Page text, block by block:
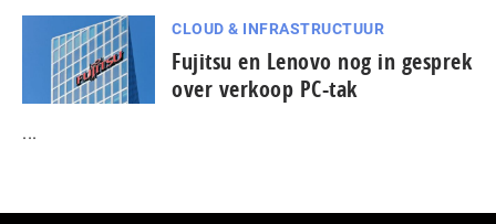
CLOUD & INFRASTRUCTUUR
Fujitsu en Lenovo nog in gesprek
over verkoop PC-tak
...